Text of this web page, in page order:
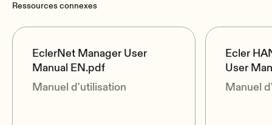
Ressources connexes
EclerNet Manager User
Manual EN.pdf
Manuel d'utilisation
Ecler
User
Manuel